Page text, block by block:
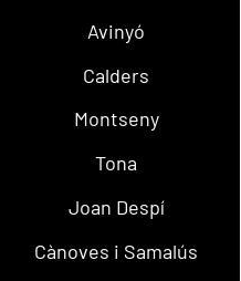
Avinyó
Calders
Montseny
Tona
Joan Despí
Cànoves i Samalús